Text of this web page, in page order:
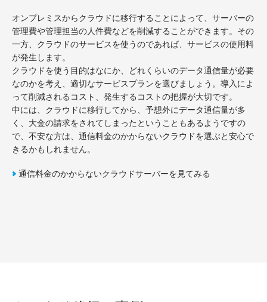
オンプレミスからクラウドに移行することによって、サーバーの
管理費や管理担当の人件費などを削減することができます。その
一方、クラウドのサービスを使うのであれば、サービスの使用料
が発生します。
クラウドを使う目的はなにか、どれくらいのデータ通信量が必要
なのかを考え、適切なサービスプランを選びましょう。導入によ
って削減されるコスト、発生するコストの把握が大切です。
中には、クラウドに移行してから、予想外にデータ通信量が多
く、大金の請求をされてしまったということもあるようですの
で、不安な方は、通信料金のかからないクラウドを選ぶと安心で
きるかもしれません。
通信料金のかからないクラウドサーバーを見てみる